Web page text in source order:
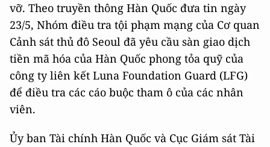
vỡ. Theo truyền thông Hàn Quốc đưa tin ngày
23/5, Nhóm điều tra tội phạm mạng của Cơ quan
Cảnh sát thủ đô Seoul đã yêu cầu sàn giao dịch
tiền mã hóa của Hàn Quốc phong tỏa quỹ của
công ty liên kết Luna Foundation Guard (LFG)
để điều tra các cáo buộc tham ô của các nhân
viên.
Ủy ban Tài chính Hàn Quốc và Cục Giám sát Tài